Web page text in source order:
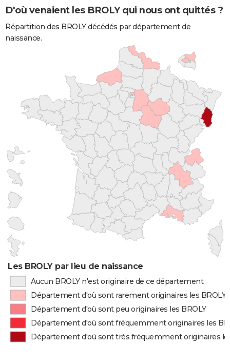
D'où venaient les BROLY qui nous ont quittés ?
Répartition des BROLY décédés par département de
naissance.
Les BROLY par lieu de naissance
Aucun BROLY n'est originaire de ce département
Département d'où sont rarement originaires les BROLY
Département d'où sont peu originaires les BROLY
Département d'où sont fréquemment originaires les
Département d'où sont très fréquemment originaires